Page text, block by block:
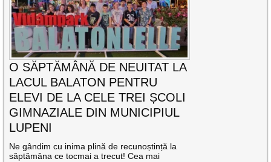
O SĂPTĂMÂNĂ DE NEUITAT LA
LACUL BALATON PENTRU
ELEVI DE LA CELE TREI ȘCOLI
GIMNAZIALE DIN MUNICIPIUL
LUPENI
Ne gândim cu inima plină de recunoștință la
săptămâna ce tocmai a trecut! Cea mai